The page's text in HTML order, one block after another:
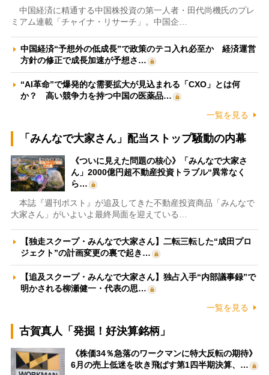
中国経済に精通する中国株投資の第一人者・田代尚機氏のプレ
ミアム連載「チャイナ・リサーチ」。中国企…
中国経済“予想外の低成長”で政策のテコ入れ必至か 経済運営
方針の修正で成長加速が予想さ…
“AI革命”で爆発的な需要拡大が見込まれる「CXO」とは何
か？ 高い競争力を持つ中国の医薬品…
一覧を見る
「みんなで大家さん」配当ストップ騒動の内幕
《ついに見えた問題の核心》「みんなで大家さ
ん」2000億円超不動産投資トラブル“異常なく
ら…
本誌『週刊ポスト』が追及してきた不動産投資商品「みんなで
大家さん」がいよいよ最終局面を迎えている…
【独走スクープ・みんなで大家さん】二転三転した“成田プロ
ジェクト”の計画変更の裏で起き…
【追及スクープ・みんなで大家さん】独占入手“内部議事録”で
明かされる柳瀬健一・代表の思…
一覧を見る
古賀真人「発掘！好決算銘柄」
《株価34％急落のワークマンに特大反転の期待》
6月の売上低迷を吹き飛ばす第1四半期決算、…